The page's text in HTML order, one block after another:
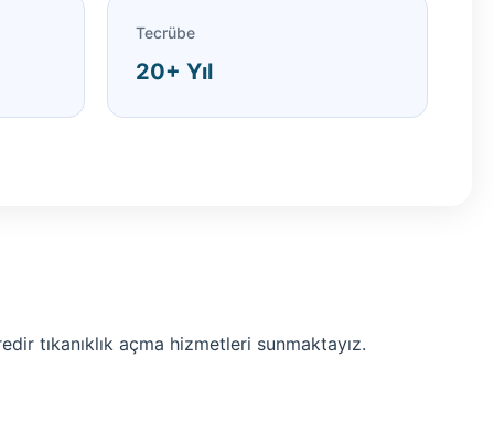
Tecrübe
20+ Yıl
tıkanıklık açma hizmetleri sunmaktayız.